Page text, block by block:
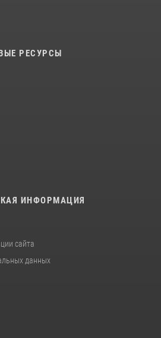
РЕСУРСЫ
ИНФОРМАЦИЯ
сайта
данных